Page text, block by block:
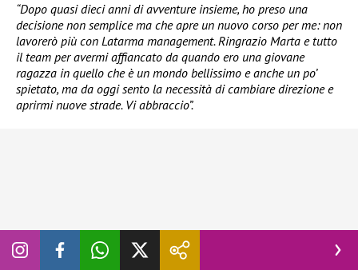
“Dopo quasi dieci anni di avventure insieme, ho preso una
decisione non semplice ma che apre un nuovo corso per me: non
lavorerò più con Latarma management. Ringrazio Marta e tutto
il team per avermi affiancato da quando ero una giovane
ragazza in quello che è un mondo bellissimo e anche un po’
spietato, ma da oggi sento la necessità di cambiare direzione e
aprirmi nuove strade. Vi abbraccio”.